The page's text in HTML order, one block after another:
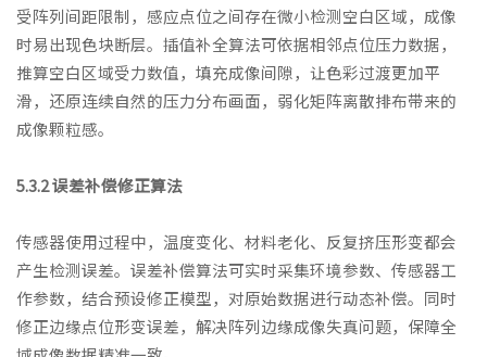
受阵列间距限制，感应点位之间存在微小检测空白区域，成像
时易出现色块断层。插值补全算法可依据相邻点位压力数据，
推算空白区域受力数值，填充成像间隙，让色彩过渡更加平
滑，还原连续自然的压力分布画面，弱化矩阵离散排布带来的
成像颗粒感。
5.3.2 误差补偿修正算法
传感器使用过程中，温度变化、材料老化、反复挤压形变都会
产生检测误差。误差补偿算法可实时采集环境参数、传感器工
作参数，结合预设修正模型，对原始数据进行动态补偿。同时
修正边缘点位形变误差，解决阵列边缘成像失真问题，保障全